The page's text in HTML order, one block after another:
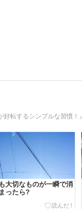
大切なものが一瞬で消
ったら?